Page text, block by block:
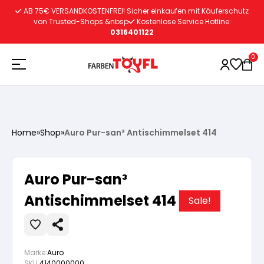
Vorbereitung
Wasserlösliche Grundierung
Lacke
Vorbereitung
Autoreparatur
Vorbereitung
Innenfarben
AB 75€ VERSANDKOSTENFREI! Sicher einkaufen mit Käuferschutz
von Trusted-Shops &nbsp
Kostenlose Service Hotline:
0316401122
0
Home»Shop»Auro Pur-san³ Antischimmelset 414
Auro Pur-san³
Antischimmelset 414
Sale!
Marke:Auro